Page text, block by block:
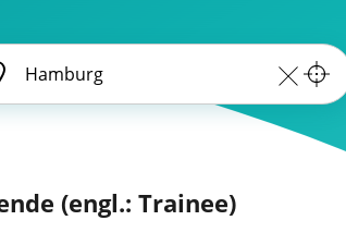
(engl.: Trainee)